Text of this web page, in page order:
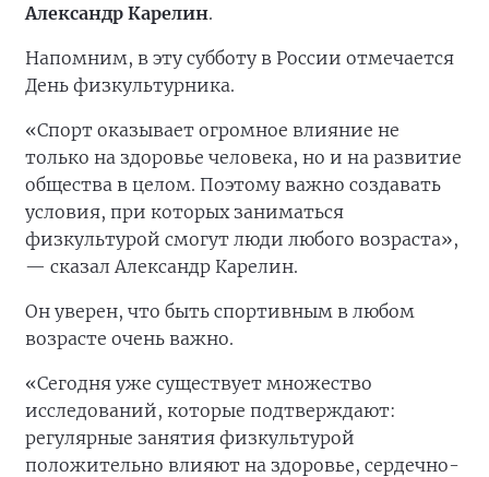
Александр Карелин.
Напомним, в эту субботу в России отмечается
День физкультурника.
«Спорт оказывает огромное влияние не
только на здоровье человека, но и на развитие
общества в целом. Поэтому важно создавать
условия, при которых заниматься
физкультурой смогут люди любого возраста»,
— сказал Александр Карелин.
Он уверен, что быть спортивным в любом
возрасте очень важно.
«Сегодня уже существует множество
исследований, которые подтверждают:
регулярные занятия физкультурой
положительно влияют на здоровье, сердечно-